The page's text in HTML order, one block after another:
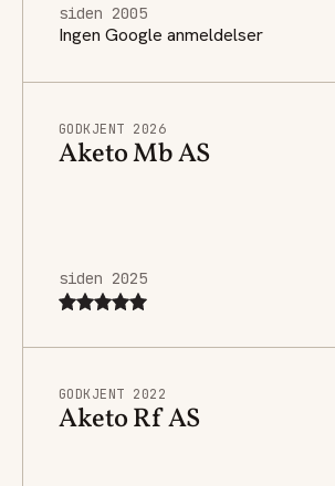
siden 2005
Ingen Google anmeldelser
GODKJENT 2026
Aketo Mb AS
siden 2025
GODKJENT 2022
Aketo Rf AS